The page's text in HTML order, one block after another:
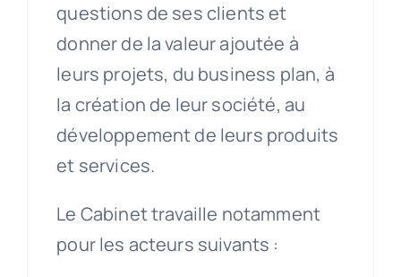
questions de ses clients et
donner de la valeur ajoutée à
leurs projets, du business plan, à
la création de leur société, au
développement de leurs produits
et services.
Le Cabinet travaille notamment
pour les acteurs suivants :